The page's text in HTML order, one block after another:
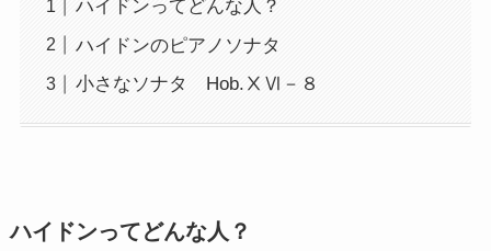
ハイドンってどんな人？
ハイドンのピアノソナタ
小さなソナタ Hob.ⅩⅥ－８
ハイドンってどんな人？